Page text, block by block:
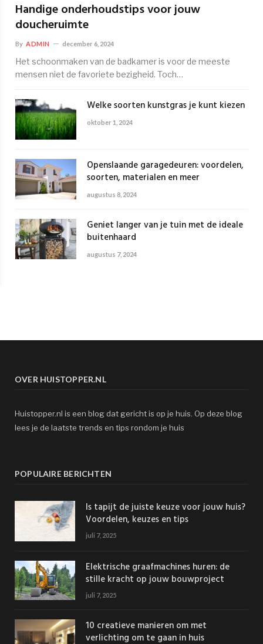
Handige onderhoudstips voor jouw
doucheruimte
By ADMIN december 6, 2024
Het schoonmaken van de badkamer is voor de meeste
mensen niet de favoriete bezigheid. Toch…
Welke soorten kunstgras je kunt kiezen
oktober 1, 2024
Openslaande garagedeuren: voordelen,
soorten, materialen en meer
augustus 8, 2024
Geniet langer van je tuin met de ideale
buitenhaard
augustus 7, 2024
OVER HUISTOPPER.NL
Huistopper.nl is een blog dat gericht is op je huis. Op deze blog
lees je de laatste trends en tips rondom je huis
POPULAIRE BERICHTEN
Is tapijt de juiste keuze voor jouw huis?
Voordelen, keuzes en tips
juli 7, 2025
Elektrische graafmachines huren: de
stille kracht op jouw bouwproject
juli 7, 2025
10 creatieve manieren om met
verlichting om te gaan in huis